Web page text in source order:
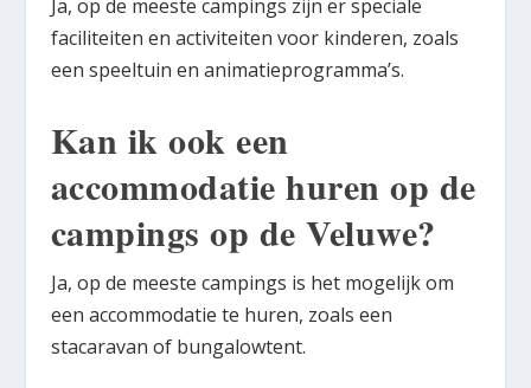
Ja, op de meeste campings zijn er speciale
faciliteiten en activiteiten voor kinderen, zoals
een speeltuin en animatieprogramma’s.
Kan ik ook een
accommodatie huren op de
campings op de Veluwe?
Ja, op de meeste campings is het mogelijk om
een accommodatie te huren, zoals een
stacaravan of bungalowtent.